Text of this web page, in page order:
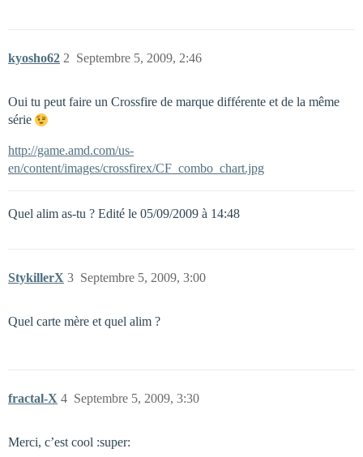
kyosho62 Septembre 5, 2009, 2:46
2
Oui tu peut faire un Crossfire de marque différente et de la même
série
http://game.amd.com/us-
en/content/images/crossfirex/CF_combo_chart.jpg
Quel alim as-tu ? Edité le 05/09/2009 à 14:48
StykillerX Septembre 5, 2009, 3:00
3
Quel carte mère et quel alim ?
fractal-X Septembre 5, 2009, 3:30
4
Merci, c’est cool :super: